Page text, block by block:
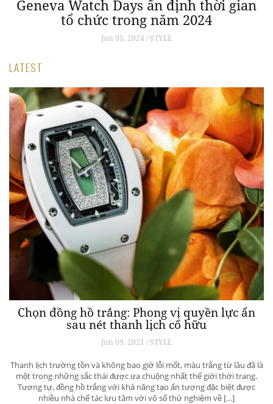
Geneva Watch Days ấn định thời gian
tổ chức trong năm 2024
Jun 05, 2024 / STYLE
LATEST
Chọn đồng hồ trắng: Phong vị quyền lực ẩn
sau nét thanh lịch cố hữu
Jun 09, 2021 / STYLE
Thanh lịch trường tồn và không bao giờ lỗi mốt, màu trắng từ lâu đã là
một trong những sắc thái được ưa chuộng nhất thế giới thời trang.
Tương tự, đồng hồ trắng với khả năng tạo ấn tượng đặc biệt được
nhiều nhà chế tác lưu tâm với vô số thử nghiệm về […]